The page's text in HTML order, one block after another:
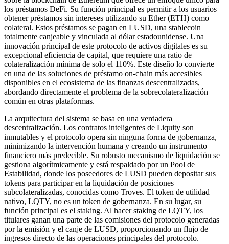
los préstamos DeFi. Su función principal es permitir a los usuarios
obtener préstamos sin intereses utilizando su Ether (ETH) como
colateral. Estos préstamos se pagan en LUSD, una stablecoin
totalmente canjeable y vinculada al dólar estadounidense. Una
innovación principal de este protocolo de activos digitales es su
excepcional eficiencia de capital, que requiere una ratio de
colateralización mínima de solo el 110%. Este diseño lo convierte
en una de las soluciones de préstamo on-chain más accesibles
disponibles en el ecosistema de las finanzas descentralizadas,
abordando directamente el problema de la sobrecolateralización
común en otras plataformas.
La arquitectura del sistema se basa en una verdadera
descentralización. Los contratos inteligentes de Liquity son
inmutables y el protocolo opera sin ninguna forma de gobernanza,
minimizando la intervención humana y creando un instrumento
financiero más predecible. Su robusto mecanismo de liquidación se
gestiona algorítmicamente y está respaldado por un Pool de
Estabilidad, donde los poseedores de LUSD pueden depositar sus
tokens para participar en la liquidación de posiciones
subcolateralizadas, conocidas como Troves. El token de utilidad
nativo, LQTY, no es un token de gobernanza. En su lugar, su
función principal es el staking. Al hacer staking de LQTY, los
titulares ganan una parte de las comisiones del protocolo generadas
por la emisión y el canje de LUSD, proporcionando un flujo de
ingresos directo de las operaciones principales del protocolo.